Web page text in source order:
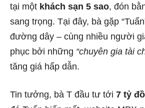
tại một khách sạn 5 sao, đón
sang trọng. Tại đây, bà gặp
đường dây – cùng nhiều người
phục bởi những “chuyên gia tài
tăng giá hấp dẫn.
Tin tưởng, bà T đầu tư tới 7 tỷ